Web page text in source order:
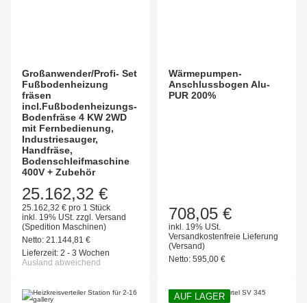
Großanwender/Profi- Set
Fußbodenheizung
fräsen
incl.Fußbodenheizungs-
Bodenfräse 4 KW 2WD
mit Fernbedienung,
Industriesauger,
Handfräse,
Bodenschleifmaschine
400V + Zubehör
25.162,32 €
25.162,32 € pro 1 Stück
inkl. 19% USt. zzgl. Versand
(Spedition Maschinen)
Netto: 21.144,81 €
Lieferzeit: 2 - 3 Wochen
Ausland abweichend
Wärmepumpen-
Anschlussbogen Alu-
PUR 200%
708,05 €
inkl. 19% USt.
Versandkostenfreie Lieferung
(Versand)
Netto: 595,00 €
AUF LAGER